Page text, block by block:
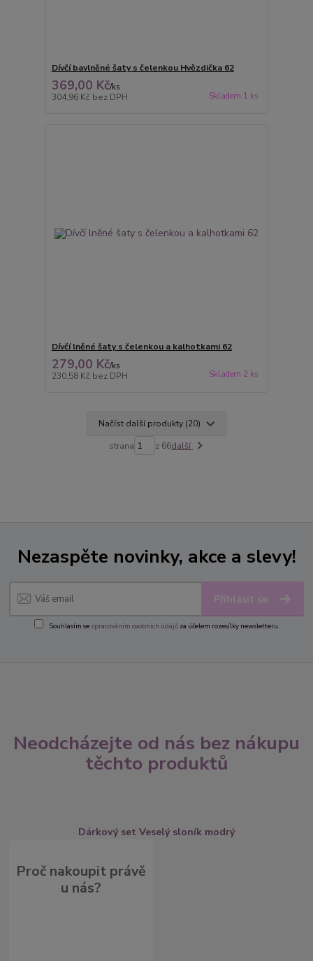
Dívčí bavlněné šaty s čelenkou Hvězdička 62
369,00 Kč/ks
304,96 Kč bez DPH Skladem 1 ks
Dívčí lněné šaty s čelenkou a kalhotkami 62
279,00 Kč/ks
230,58 Kč bez DPH Skladem 2 ks
Načíst další produkty (20)
strana z 66další
Nezaspěte novinky, akce a slevy!
Přihlásit se
Souhlasím se zpracováním osobních údajůza účelem rozesílky newsletteru.
Neodcházejte od nás bez nákupu
těchto produktů
Dárkový set Veselý sloník modrý
Proč nakoupit právě
u nás?